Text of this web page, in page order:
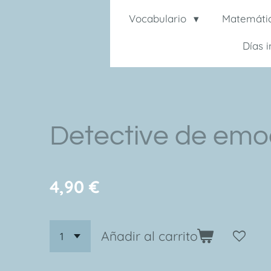
Vocabulario
Días
Detective de
4,90 €
Añadir al carrito